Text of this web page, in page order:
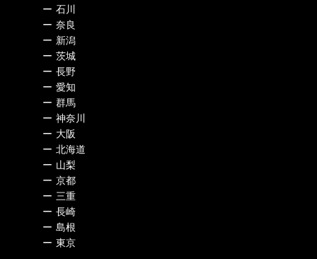
ー 石川
ー 奈良
ー 新潟
ー 茨城
ー 長野
ー 愛知
ー 群馬
ー 神奈川
ー 大阪
ー 北海道
ー 山梨
ー 京都
ー 三重
ー 長崎
ー 島根
ー 東京